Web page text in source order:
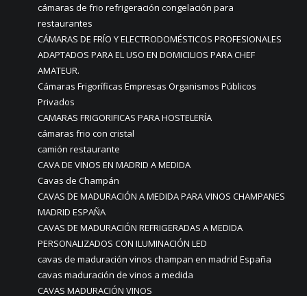
cámaras de frio refrigeración congelación para
restaurantes
CÁMARAS DE FRÍO Y ELECTRODOMÉSTICOS PROFESIONALES
ADAPTADOS PARA EL USO EN DOMICILIOS PARA CHEF
AMATEUR.
Cámaras Frigoríficas Empresas Organismos Públicos
Privados
CAMARAS FRIGORIFICAS PARA HOSTELERÍA
cámaras frio con cristal
camión restaurante
CAVA DE VINOS EN MADRID A MEDIDA
Cavas de Champán
CAVAS DE MADURACIÓN A MEDIDA PARA VINOS CHAMPANES
MADRID ESPAÑA
CAVAS DE MADURACIÓN REFRIGERADAS A MEDIDA
PERSONALIZADOS CON ILUMINACIÓN LED
cavas de maduración vinos champan en madrid España
cavas maduración de vinos a medida
CAVAS MADURACIÓN VINOS